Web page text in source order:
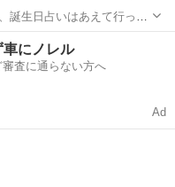
誕生日占いはあえて行って
車にノレル
査に通らない方へ
Ad